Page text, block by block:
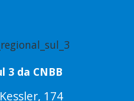
3 da CNBB
174